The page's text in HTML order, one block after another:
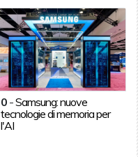
0 -Samsung: nuove
tecnologie di memoria per
l'AI